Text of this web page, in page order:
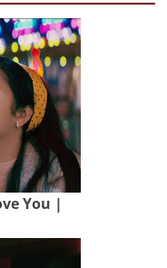
You |